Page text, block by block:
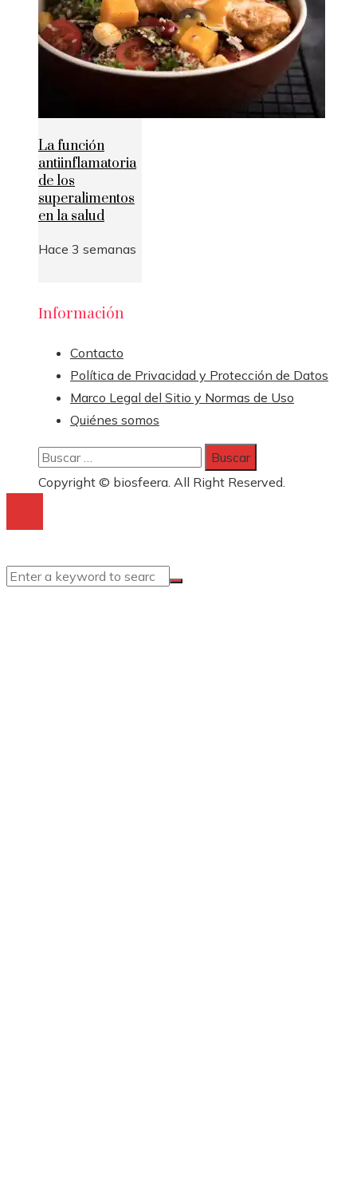
La función
antiinflamatoria
de los
superalimentos
en la salud
Hace 3 semanas
Información
Contacto
Política de Privacidad y Protección de Datos
Marco Legal del Sitio y Normas de Uso
Quiénes somos
Buscar:
Copyright © biosfeera. All Right Reserved.